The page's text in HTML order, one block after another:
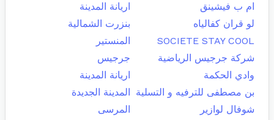
ام ب فيشينق
اريانة المدينة
لو قران كفالياه
بنزرت الشمالية
SOCIETE STAY COOL
المنستير
شركة جرجيس الرياضية
جرجيس
وادي الحكمة
اريانة المدينة
بن مصطفى للترفيه و التسلية
المدينة الجديدة
شوفال لوازير
المرسى